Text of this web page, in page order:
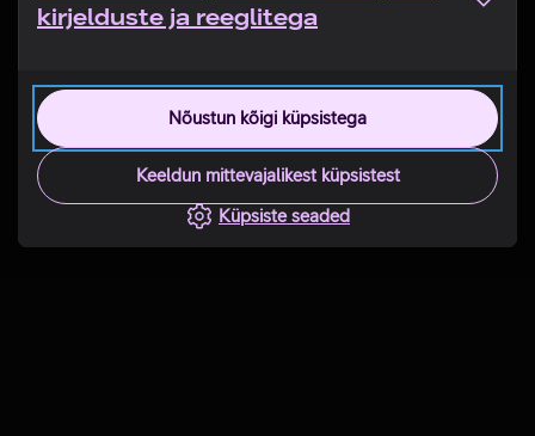
kirjelduste ja reeglitega
Nõustun kõigi küpsistega
Keeldun mittevajalikest küpsistest
Küpsiste seaded